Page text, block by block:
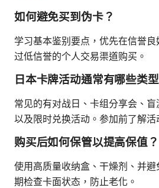
如何避免买到伪卡？
学习基本鉴别要点，优先在信誉
过低信誉的个人交易渠道购买。
日本卡牌活动通常有哪些类
常见的有对战日、卡组分享会、盲
以及限时兑换活动。参加前了解活
购买后如何保管以提高保值？
使用高质量收纳盒、干燥剂、并
期检查卡面状态，防止老化。